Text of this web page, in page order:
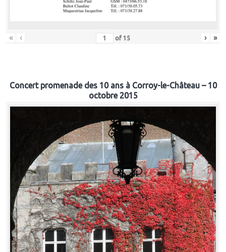
« ‹ of 15 › »
Concert promenade des 10 ans à Corroy-le-Château – 10
octobre 2015